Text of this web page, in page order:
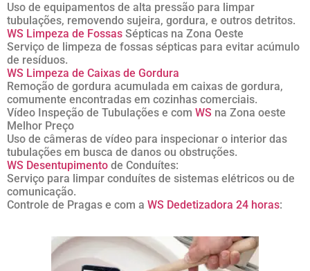
Uso de equipamentos de alta pressão para limpar
tubulações, removendo sujeira, gordura, e outros detritos.
WS Limpeza de Fossas Sépticas na Zona Oeste
Serviço de limpeza de fossas sépticas para evitar acúmulo
de resíduos.
WS Limpeza de Caixas de Gordura
Remoção de gordura acumulada em caixas de gordura,
comumente encontradas em cozinhas comerciais.
Vídeo Inspeção de Tubulações e com WS na Zona oeste
Melhor Preço
Uso de câmeras de vídeo para inspecionar o interior das
tubulações em busca de danos ou obstruções.
WS Desentupimento de Conduítes:
Serviço para limpar conduítes de sistemas elétricos ou de
comunicação.
Controle de Pragas e com a WS Dedetizadora 24 horas: